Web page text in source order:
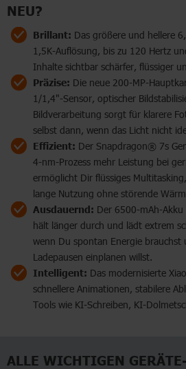
NEU?
Brillant: Das größere und hellere
1,5K-Auflösung, bis zu 120 Hertz
Inhalte sichtbar schärfer, flüssiger
Präzise: Die neue 200-MP-
1/1,4"-Sensor, optischer
Bildverarbeitung sorgt für klarere
selbst dann, wenn das Licht nicht
Effizient: Der Snapdragon® 7s
4-nm-Prozess mehr Leistung bei
ermöglicht Dir flüssiges
lange Nutzung ohne störende
Ausdauernd: Der 6500-mAh-
hält länger durch und lädt extrem
wenn Du spontan Energie brauchst
Ladepausen einplanen willst.
Intelligent: Das modernisierte
schnellere Animationen, stabilere
Tools wie KI-Schreiben, KI-
ALLE WICHTIGEN